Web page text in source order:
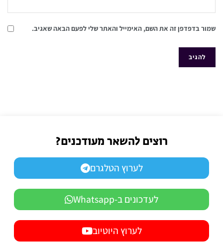
שמור בדפדפן זה את השם, האימייל והאתר שלי לפעם הבאה שאגיב.
רוצים להשאר מעודכנים?
לערוץ הטלגרם
לעדכונים ב-Whatsapp
לערוץ היוטיוב